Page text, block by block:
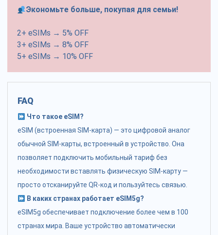
Экономьте больше, покупая для семьи!
2+ eSIMs → 5% OFF
3+ eSIMs → 8% OFF
5+ eSIMs → 10% OFF
FAQ
Что такое eSIM?
eSIM (встроенная SIM-карта) — это цифровой аналог
обычной SIM-карты, встроенный в устройство. Она
позволяет подключить мобильный тариф без
необходимости вставлять физическую SIM-карту —
просто отсканируйте QR-код и пользуйтесь связью.
В каких странах работает eSIM5g?
eSIM5g обеспечивает подключение более чем в 100
странах мира. Ваше устройство автоматически